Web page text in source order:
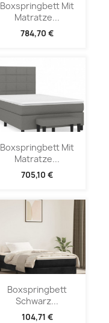
Boxspringbett Mit
Matratze...
784,70 €
Boxspringbett Mit
Matratze...
705,10 €
Boxspringbett
Schwarz...
104,71 €